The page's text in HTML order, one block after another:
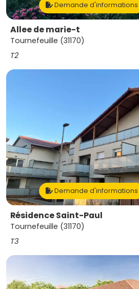
Demande d'informations
Allee de marie-t
Tournefeuille (31170)
T2
Demande d'informations
Résidence Saint-Paul
Tournefeuille (31170)
T3